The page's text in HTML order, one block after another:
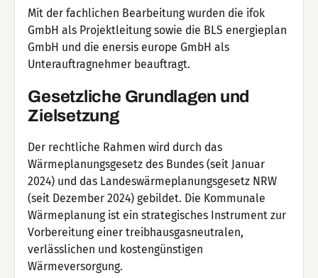
Mit der fachlichen Bearbeitung wurden die ifok
GmbH als Projektleitung sowie die BLS energieplan
GmbH und die enersis europe GmbH als
Unterauftragnehmer beauftragt.
Gesetzliche Grundlagen und
Zielsetzung
Der rechtliche Rahmen wird durch das
Wärmeplanungsgesetz des Bundes (seit Januar
2024) und das Landeswärmeplanungsgesetz NRW
(seit Dezember 2024) gebildet. Die Kommunale
Wärmeplanung ist ein strategisches Instrument zur
Vorbereitung einer treibhausgasneutralen,
verlässlichen und kostengünstigen
Wärmeversorgung.